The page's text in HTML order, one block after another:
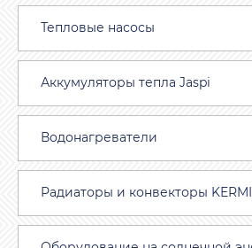
Тепловые насосы
Аккумуляторы тепла Jaspi
Водонагреватели
Радиаторы и конвекторы KERMI